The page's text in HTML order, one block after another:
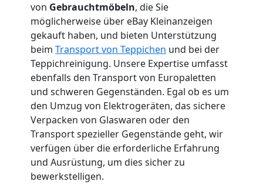
von Gebrauchtmöbeln, die Sie
möglicherweise über eBay Kleinanzeigen
gekauft haben, und bieten Unterstützung
beim Transport von Teppichen und bei der
Teppichreinigung. Unsere Expertise umfasst
ebenfalls den Transport von Europaletten
und schweren Gegenständen. Egal ob es um
den Umzug von Elektrogeräten, das sichere
Verpacken von Glaswaren oder den
Transport spezieller Gegenstände geht, wir
verfügen über die erforderliche Erfahrung
und Ausrüstung, um dies sicher zu
bewerkstelligen.
Mann
LKW
Wolfsberg
Kunsttransport